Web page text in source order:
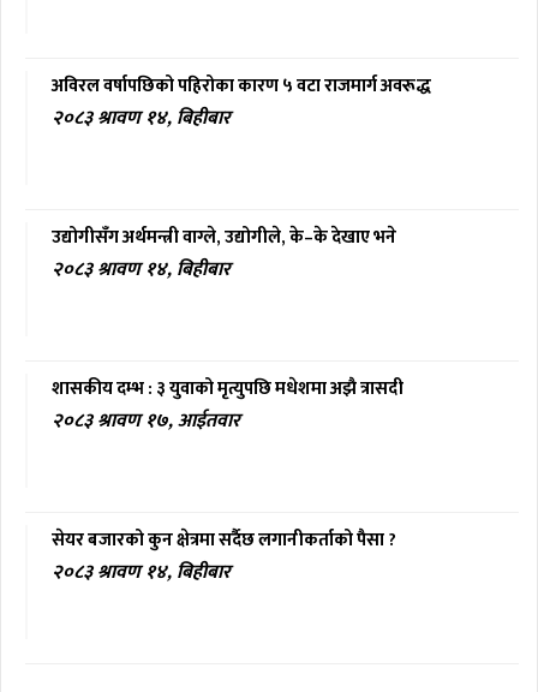
अविरल वर्षापछिको पहिरोका कारण ५ वटा राजमार्ग अवरूद्ध
२०८३ श्रावण १४, बिहीबार
उद्योगीसँग अर्थमन्त्री वाग्ले, उद्योगीले, के–के देखाए भने
२०८३ श्रावण १४, बिहीबार
शासकीय दम्भ : ३ युवाको मृत्युपछि मधेशमा अझै त्रासदी
२०८३ श्रावण १७, आईतवार
सेयर बजारको कुन क्षेत्रमा सर्दैछ लगानीकर्ताको पैसा ?
२०८३ श्रावण १४, बिहीबार